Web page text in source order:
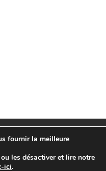
fournir la meilleure
les désactiver et lire notre
ici.